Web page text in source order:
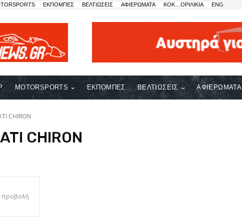
ΕΚΠΟΜΠΕΣ ΒΕΛΤΙΩΣΕΙΣ ΑΦΙΕΡΩΜΑΤΑ ΚΟΚ…ΟΡΙΛΙΚΙΑ ENG
MOTORSPORTS ΕΚΠΟΜΠΕΣ ΒΕΛΤΙΩΣΕΙΣ ΑΦΙΕΡΩΜΑΤΑ
CHIRON
CHIRON
προβολή